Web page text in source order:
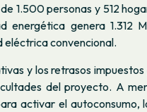
1.500 personas y 512
energética genera 1.312
eléctrica convencional.
y los retrasos
del proyecto. A
activar el autoconsumo,